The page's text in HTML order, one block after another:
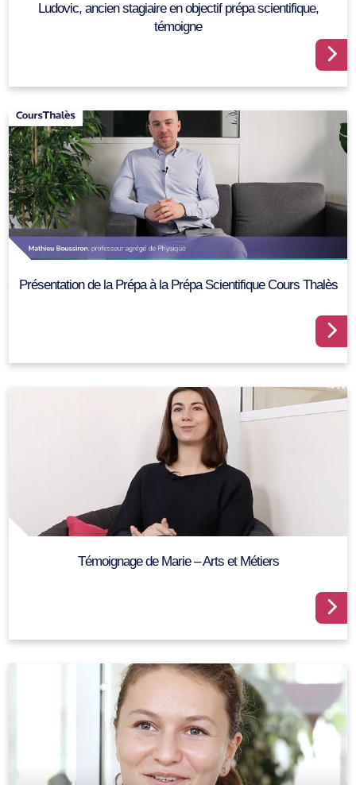
Ludovic, ancien stagiaire en objectif prépa scientifique,
témoigne
Présentation de la Prépa à la Prépa Scientifique Cours Thalès
Témoignage de Marie – Arts et Métiers